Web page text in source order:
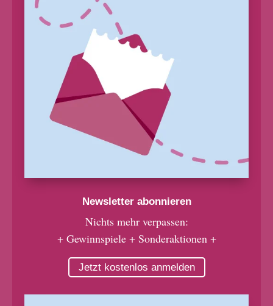
Newsletter abonnieren
Nichts mehr verpassen:
+ Gewinnspiele + Sonderaktionen +
Jetzt kostenlos anmelden